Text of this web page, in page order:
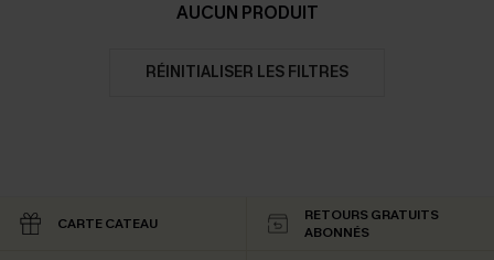
AUCUN PRODUIT
RÉINITIALISER LES FILTRES
CARTE CATEAU
RETOURS GRATUITS
ABONNÉS